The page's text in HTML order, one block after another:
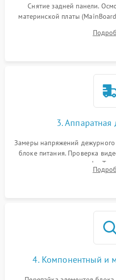
Снятие задней панели.
материнской платы
Проверка надежности
3. Аппаратная
Замеры напряжений
блоке питания. Проверка
помощью осциллографа.
светодиодных планок
4. Компонентный и